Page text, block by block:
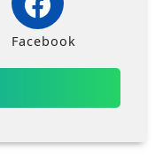
Facebook